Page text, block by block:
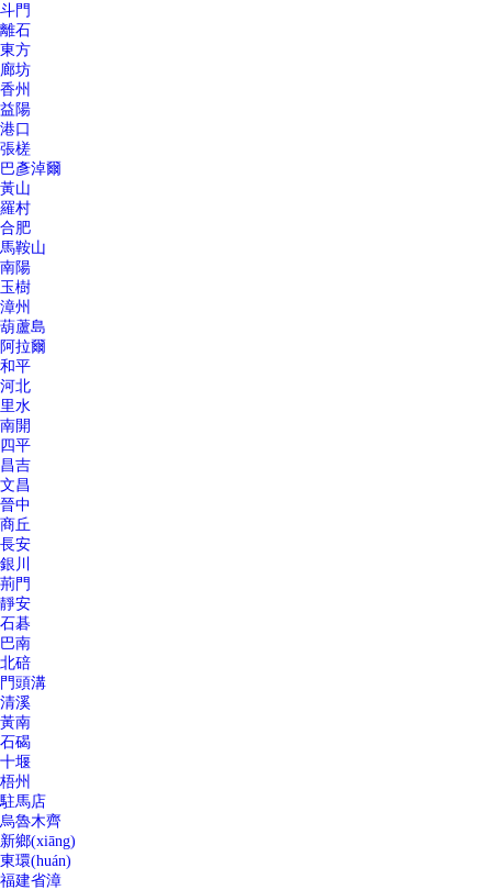
斗門
離石
東方
廊坊
香州
益陽
港口
張槎
巴彥淖爾
黃山
羅村
合肥
馬鞍山
南陽
玉樹
漳州
葫蘆島
阿拉爾
和平
河北
里水
南開
四平
昌吉
文昌
晉中
商丘
長安
銀川
荊門
靜安
石碁
巴南
北碚
門頭溝
清溪
黃南
石碣
十堰
梧州
駐馬店
烏魯木齊
新鄉(xiāng)
東環(huán)
福建省漳